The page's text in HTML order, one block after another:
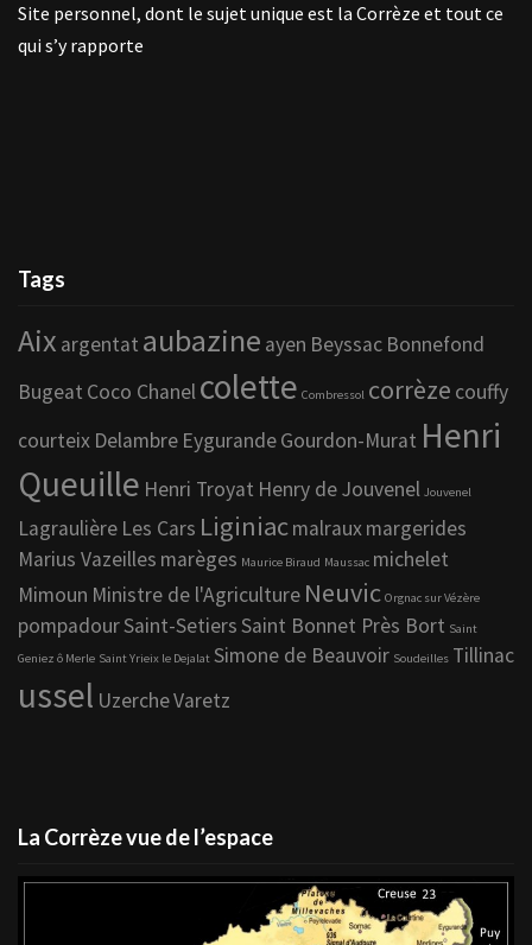
Site personnel, dont le sujet unique est la Corrèze et tout ce
qui s’y rapporte
Tags
Aix argentat aubazine ayen Beyssac Bonnefond
Bugeat Coco Chanelcolette Combressol corrèze couffy
courteix Delambre EygurandeGourdon-Murat Henri
Queuille Henri Troyat Henry de Jouvenel Jouvenel
Lagraulière Les Cars Liginiacmalrauxmargerides
Marius Vazeilles marèges Maurice Biraud Maussac michelet
Mimoun Ministre de l'Agriculture Neuvic Orgnac sur Vézère
pompadourSaint-SetiersSaint Bonnet Près Bort Saint
Geniez ô Merle Saint Yrieix le Dejalat Simone de Beauvoir Soudeilles Tillinac
ussel UzercheVaretz
La Corrèze vue de l’espace